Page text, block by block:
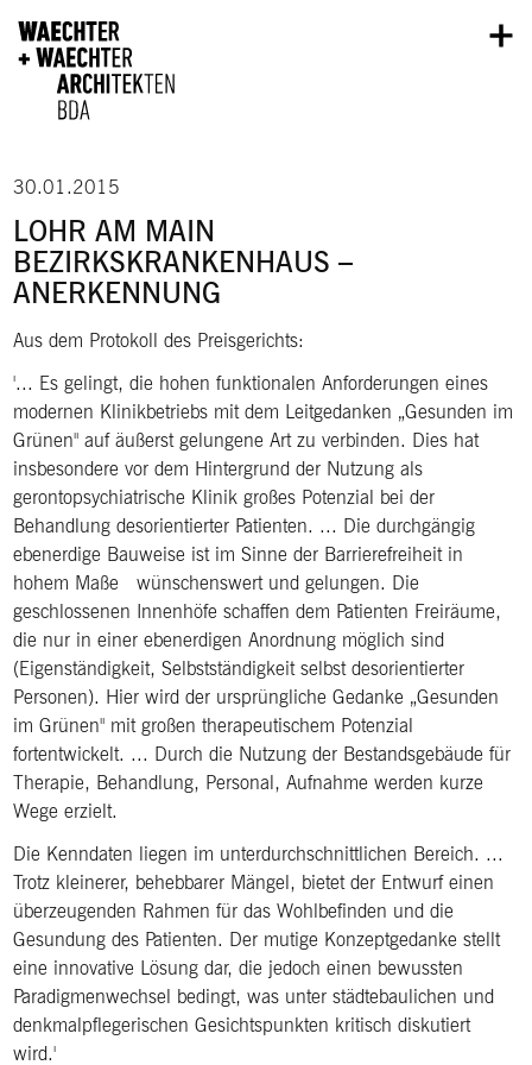
30.01.2015
LOHR AM MAIN
BEZIRKSKRANKENHAUS –
ANERKENNUNG
Aus dem Protokoll des Preisgerichts:
... Es gelingt, die hohen funktionalen Anforderungen eines
modernen Klinikbetriebs mit dem Leitgedanken „Gesunden im
Grünen" auf äußerst gelungene Art zu verbinden. Dies hat
insbesondere vor dem Hintergrund der Nutzung als
gerontopsychiatrische Klinik großes Potenzial bei der
Behandlung desorientierter Patienten. ... Die durchgängig
ebenerdige Bauweise ist im Sinne der Barrierefreiheit in
hohem Maße wünschenswert und gelungen. Die
geschlossenen Innenhöfe schaffen dem Patienten Freiräume,
die nur in einer ebenerdigen Anordnung möglich sind
(Eigenständigkeit, Selbstständigkeit selbst desorientierter
Personen). Hier wird der ursprüngliche Gedanke „Gesunden
im Grünen" mit großen therapeutischem Potenzial
fortentwickelt. ... Durch die Nutzung der Bestandsgebäude für
Therapie, Behandlung, Personal, Aufnahme werden kurze
Wege erzielt.
Die Kenndaten liegen im unterdurchschnittlichen Bereich. ...
Trotz kleinerer, behebbarer Mängel, bietet der Entwurf einen
überzeugenden Rahmen für das Wohlbefinden und die
Gesundung des Patienten. Der mutige Konzeptgedanke stellt
eine innovative Lösung dar, die jedoch einen bewussten
Paradigmenwechsel bedingt, was unter städtebaulichen und
denkmalpflegerischen Gesichtspunkten kritisch diskutiert
wird.